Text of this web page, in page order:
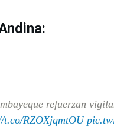
refuerzan
t.co/RZOXjqmtOU